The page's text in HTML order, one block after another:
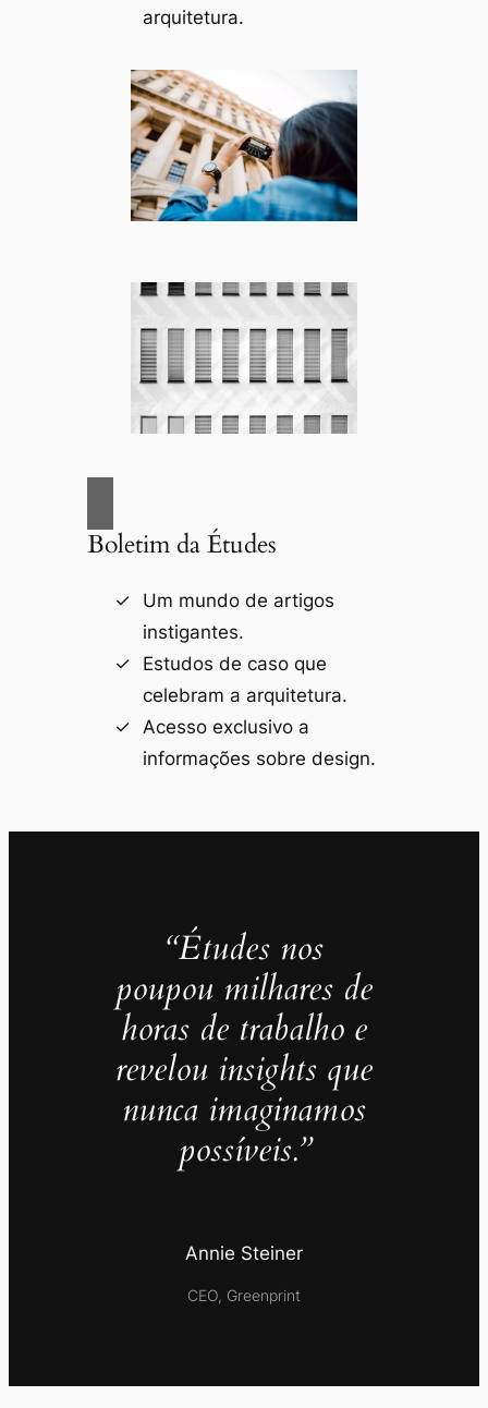
arquitetura.
Boletim da Études
Um mundo de artigos
instigantes.
Estudos de caso que
celebram a arquitetura.
Acesso exclusivo a
informações sobre design.
“Études nos
poupou milhares de
horas de trabalho e
revelou insights que
nunca imaginamos
possíveis.”
Annie Steiner
CEO, Greenprint